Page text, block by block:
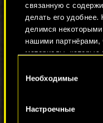
связанную с
делать его удобнее.
делимся
нашими партнёрами,
материалы, которые
сетях. Однако все
Найти подробную
согласия
Необходимые
Настроечные
Где:на YouTube-
Twitch-канале CD
Увидимся в чате,